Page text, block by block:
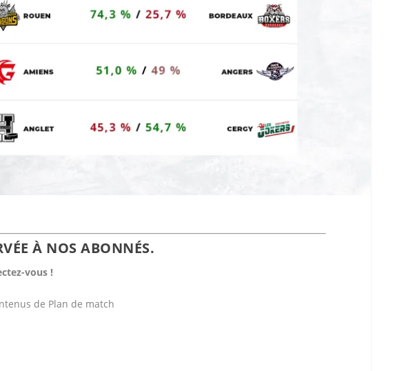
À NOS ABONNÉS.
vous !
de Plan de match